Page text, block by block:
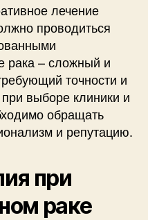
лечение
проводиться
рака – сложный и
точности и
выборе клиники и
обращать
и репутацию.
при
раке